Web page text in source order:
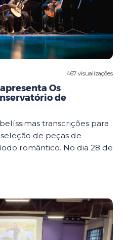
467 visualizações
Os
de
transcrições para
de peças de
romântico. No dia 28 de